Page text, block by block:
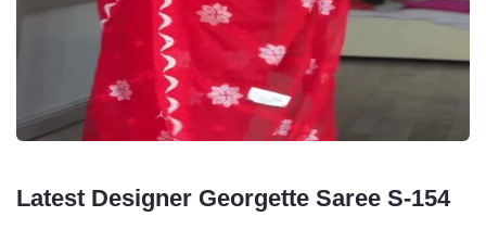
Latest Designer Georgette Saree S-154